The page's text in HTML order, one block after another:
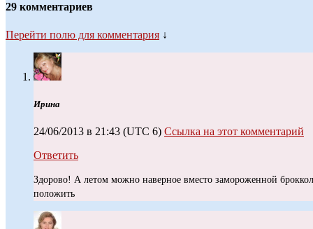
29 комментариев
Перейти полю для комментария ↓
Ирина
24/06/2013 в 21:43 (UTC 6) Ссылка на этот комментарий
Ответить
Здорово! А летом можно наверное вместо замороженной
положить